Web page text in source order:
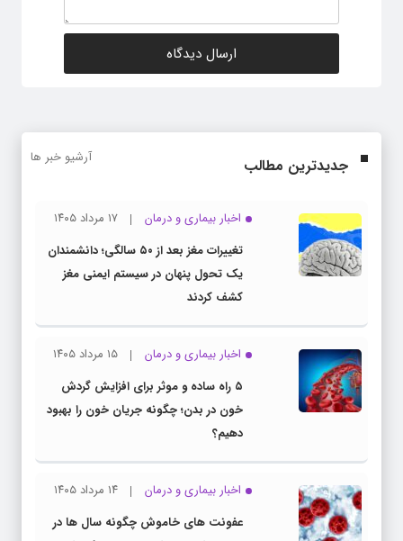
جدیدترین مطالب آرشیو خبر ها
اخبار بیماری و درمان
۱۷ مرداد ۱۴۰۵
تغییرات مغز بعد از ۵۰ سالگی؛ دانشمندان
یک تحول پنهان در سیستم ایمنی مغز
کشف کردند
اخبار بیماری و درمان
۱۵ مرداد ۱۴۰۵
۵ راه ساده و موثر برای افزایش گردش
خون در بدن؛ چگونه جریان خون را بهبود
دهیم؟
اخبار بیماری و درمان
۱۴ مرداد ۱۴۰۵
عفونت های خاموش چگونه سال ها در